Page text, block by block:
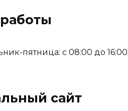
пятница: с 08:00 до
сайт